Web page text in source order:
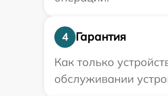
4
Гарантия
Как только
обслуживании